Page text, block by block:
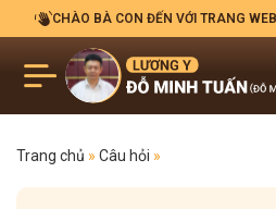
CHÀO BÀ CON ĐẾN VỚI TRANG
Trang chủ » Câu hỏi »